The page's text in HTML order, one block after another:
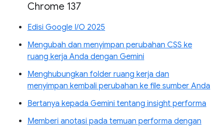
Chrome 137
Edisi Google I/O 2025
Mengubah dan menyimpan perubahan CSS ke
ruang kerja Anda dengan Gemini
Menghubungkan folder ruang kerja dan
menyimpan kembali perubahan ke file sumber Anda
Bertanya kepada Gemini tentang insight performa
Memberi anotasi pada temuan performa dengan